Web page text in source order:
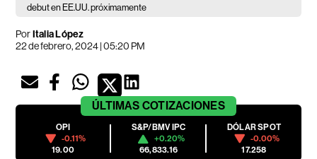
debut en EE.UU. próximamente
PorItalia López
22 de febrero, 2024 | 05:20 PM
ÚLTIMAS COTIZACIONES
OPI
-0.11%
19.00
S&P/BMV IPC
+0.20%
66,833.16
DÓLAR SPOT
-0.00%
17.258